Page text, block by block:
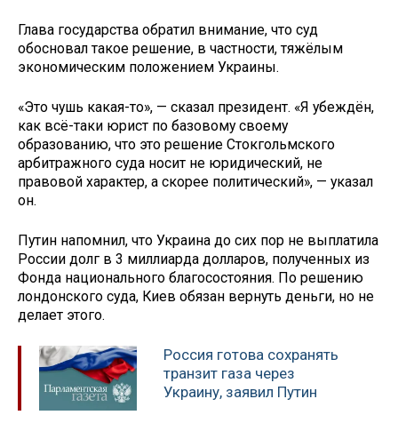
Глава государства обратил внимание, что суд
обосновал такое решение, в частности, тяжёлым
экономическим положением Украины.
«Это чушь какая-то», — сказал президент. «Я убеждён,
как всё-таки юрист по базовому своему
образованию, что это решение Стокгольмского
арбитражного суда носит не юридический, не
правовой характер, а скорее политический», — указал
он.
Путин напомнил, что Украина до сих пор не выплатила
России долг в 3 миллиарда долларов, полученных из
Фонда национального благосостояния. По решению
лондонского суда, Киев обязан вернуть деньги, но не
делает этого.
Россия готова сохранять
транзит газа через
Украину, заявил Путин